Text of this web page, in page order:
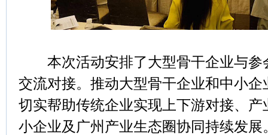
本次活动安排了大型骨干企业与参
交流对接。推动大型骨干企业和中小
切实帮助传统企业实现上下游对接、
小企业及广州产业生态圈协同持续发展